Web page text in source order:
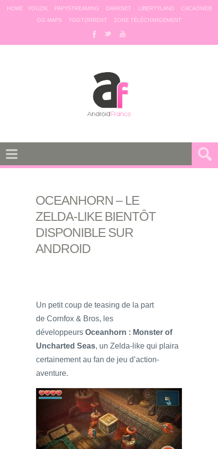
HOME YOUZIK PAPYSTREAMING DARKNET LIBERTYLAND
CACAOWEB
GG MAPS
YGGTORRENT ZONE TÉLÉCHARGEMENT
OCEANHORN – LE
ZELDA-LIKE BIENTÔT
DISPONIBLE SUR
ANDROID
Un petit coup de teasing de la part
de Cornfox & Bros, les
développeurs Oceanhorn : Monster of
Uncharted Seas, un Zelda-like qui plaira
certainement au fan de jeu d’action-
aventure.